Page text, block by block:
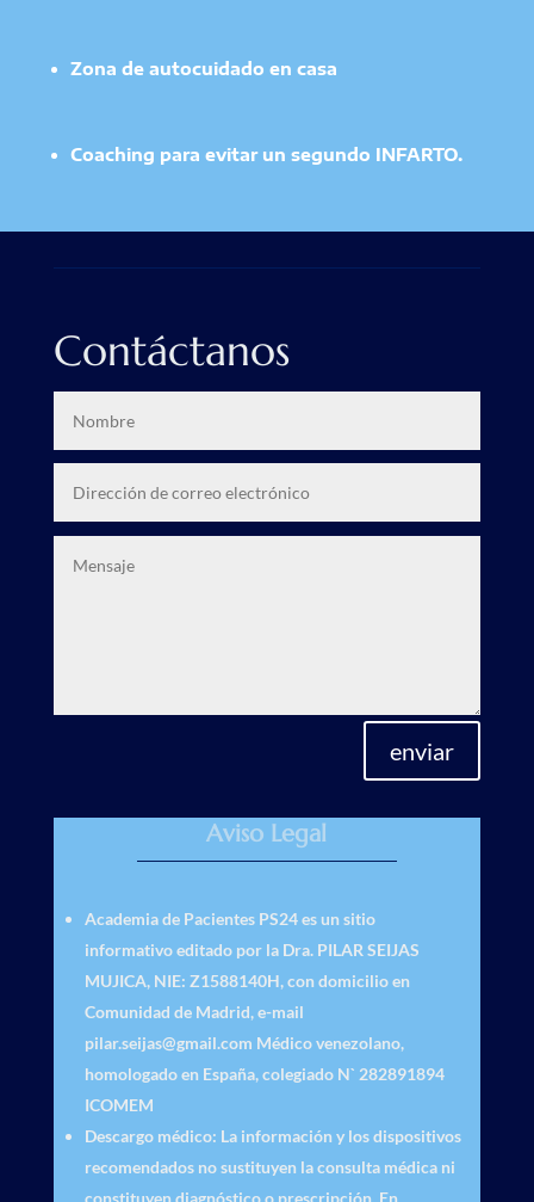
Zona de autocuidado en casa
Coaching para evitar un segundo INFARTO.
Contáctanos
enviar
Aviso Legal
Academia de Pacientes PS24es un sitio
informativo editado por la Dra. PILAR SEIJAS
MUJICA, NIE: Z1588140H, con domicilio en
Comunidad de Madrid, e-mail
pilar.seijas@gmail.com Médico venezolano,
homologado en España, colegiado N` 282891894
ICOMEM
Descargo médico: La información y los dispositivos
recomendados no sustituyen la consulta médica ni
constituyen diagnóstico o prescripción. En